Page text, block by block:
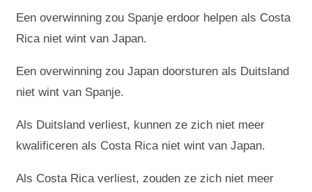
Een overwinning zou Spanje erdoor helpen als Costa
Rica niet wint van Japan.
Een overwinning zou Japan doorsturen als Duitsland
niet wint van Spanje.
Als Duitsland verliest, kunnen ze zich niet meer
kwalificeren als Costa Rica niet wint van Japan.
Als Costa Rica verliest, zouden ze zich niet meer